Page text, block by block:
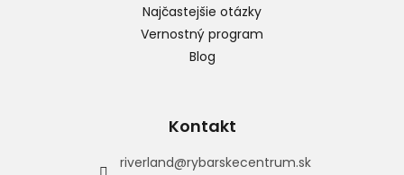
Najčastejšie otázky
Vernostný program
Blog
Kontakt
riverland@rybarskecentrum.sk